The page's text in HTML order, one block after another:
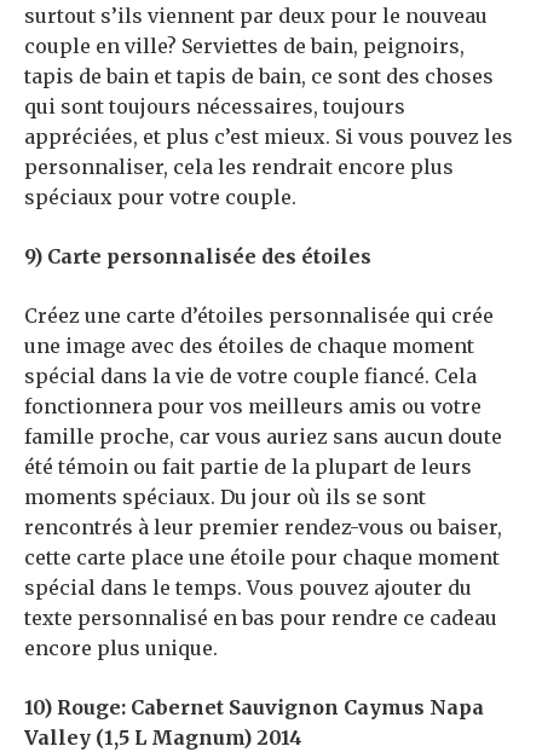
surtout s’ils viennent par deux pour le nouveau
couple en ville? Serviettes de bain, peignoirs,
tapis de bain et tapis de bain, ce sont des choses
qui sont toujours nécessaires, toujours
appréciées, et plus c’est mieux. Si vous pouvez les
personnaliser, cela les rendrait encore plus
spéciaux pour votre couple.
9) Carte personnalisée des étoiles
Créez une carte d’étoiles personnalisée qui crée
une image avec des étoiles de chaque moment
spécial dans la vie de votre couple fiancé. Cela
fonctionnera pour vos meilleurs amis ou votre
famille proche, car vous auriez sans aucun doute
été témoin ou fait partie de la plupart de leurs
moments spéciaux. Du jour où ils se sont
rencontrés à leur premier rendez-vous ou baiser,
cette carte place une étoile pour chaque moment
spécial dans le temps. Vous pouvez ajouter du
texte personnalisé en bas pour rendre ce cadeau
encore plus unique.
10) Rouge: Cabernet Sauvignon Caymus Napa
Valley (1,5 L Magnum) 2014